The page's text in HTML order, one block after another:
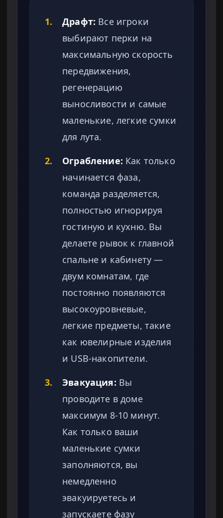
1. Драфт: Все игроки
выбирают перки на
максимальную скорость
передвижения,
регенерацию
выносливости и самые
маленькие, легкие сумки
для лута.
2.
Ограбление: Как только
начинается фаза,
команда разделяется,
полностью игнорируя
гостиную и кухню. Вы
делаете рывок к главной
спальне и кабинету —
двум комнатам, где
постоянно появляются
высокоуровневые,
легкие предметы, такие
как ювелирные изделия
и USB-накопители.
3.
Эвакуация: Вы
проводите в доме
максимум 8-10 минут.
Как только ваши
маленькие сумки
заполняются, вы
немедленно
эвакуируетесь и
запускаете фазу